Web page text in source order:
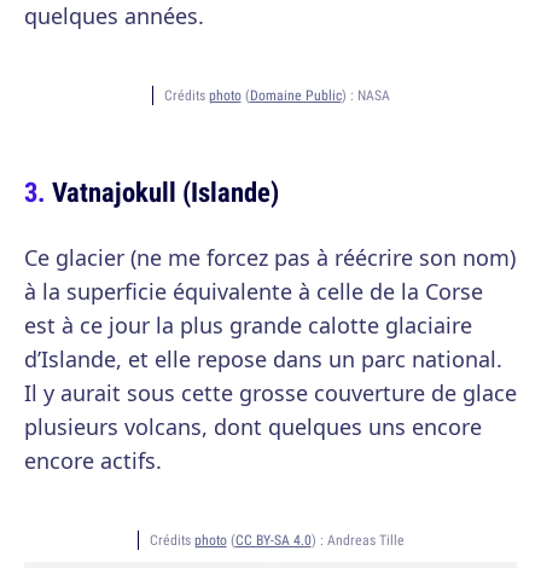
quelques années.
Crédits photo(Domaine Public) : NASA
Vatnajokull (Islande)
Ce glacier (ne me forcez pas à réécrire son nom)
à la superficie équivalente à celle de la Corse
est à ce jour la plus grande calotte glaciaire
d’Islande, et elle repose dans un parc national.
Il y aurait sous cette grosse couverture de glace
plusieurs volcans, dont quelques uns encore
encore actifs.
Crédits photo(CC BY-SA 4.0) : Andreas Tille